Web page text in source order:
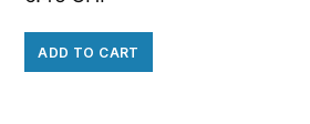
ADD TO CART